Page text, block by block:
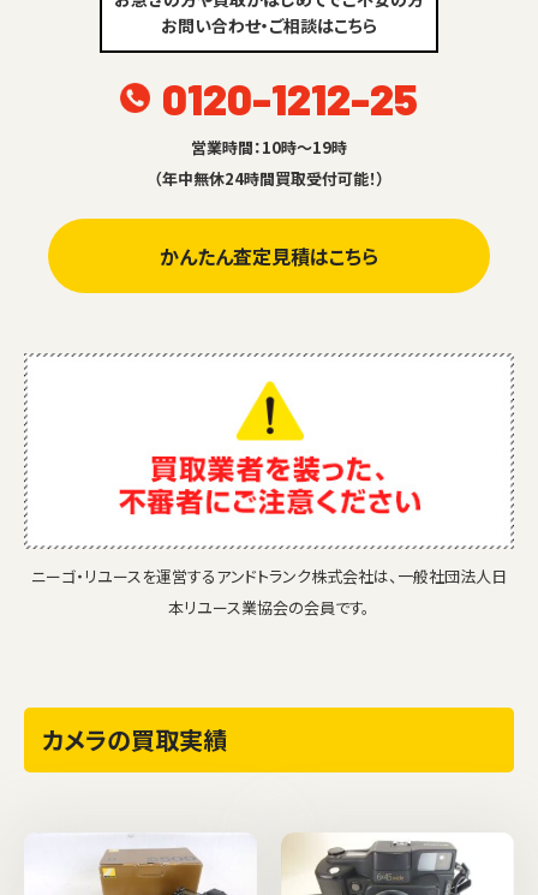
お問い合わせ・ご相談はこちら
0120-1212-25
営業時間：10時～19時
（年中無休24時間買取受付可能！）
かんたん査定見積はこちら
ニーゴ・リユースを運営するアンドトランク株式会社は、一般社団法人日
本リユース業協会の会員です。
カメラの買取実績